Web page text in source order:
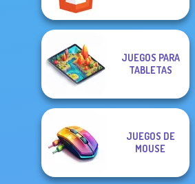
JUEGOS PARA
TABLETAS
JUEGOS DE
MOUSE